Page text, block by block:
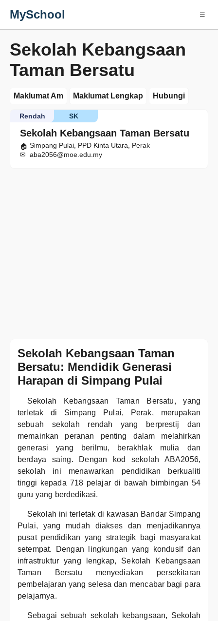
MySchool ☰
Sekolah Kebangsaan
Taman Bersatu
Maklumat Am Maklumat Lengkap Hubungi
Sekolah Kebangsaan Taman Bersatu
SK
Rendah
Simpang Pulai, PPD Kinta Utara, Perak
aba2056@moe.edu.my
Sekolah Kebangsaan Taman
Bersatu: Mendidik Generasi
Harapan di Simpang Pulai
Sekolah Kebangsaan Taman Bersatu, yang
terletak di Simpang Pulai, Perak, merupakan
sebuah sekolah rendah yang berprestij dan
memainkan peranan penting dalam melahirkan
generasi yang berilmu, berakhlak mulia dan
berdaya saing. Dengan kod sekolah ABA2056,
sekolah ini menawarkan pendidikan berkualiti
tinggi kepada 718 pelajar di bawah bimbingan 54
guru yang berdedikasi.
Sekolah ini terletak di kawasan Bandar Simpang
Pulai, yang mudah diakses dan menjadikannya
pusat pendidikan yang strategik bagi masyarakat
setempat. Dengan lingkungan yang kondusif dan
infrastruktur yang lengkap, Sekolah Kebangsaan
Taman Bersatu menyediakan persekitaran
pembelajaran yang selesa dan mencabar bagi para
pelajarnya.
Sebagai sebuah sekolah kebangsaan, Sekolah